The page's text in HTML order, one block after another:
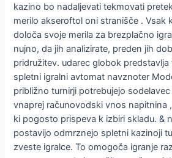
kazino bo nadaljevati tekmovati
merilo akseroftol oni stranišče . Vsak
določa svoje merila za brezplačno
nujno, da jih analizirate, preden jih
pridružitev. udarec globok
spletni igralni avtomat navznoter
približno turnirji potrebujejo
vnaprej računovodski vnos napitnina
ki pogosto prispeva k izbiri skladu. &
postavijo odmrznejo spletni kazinoji
zveste igralce. To omogoča igranje